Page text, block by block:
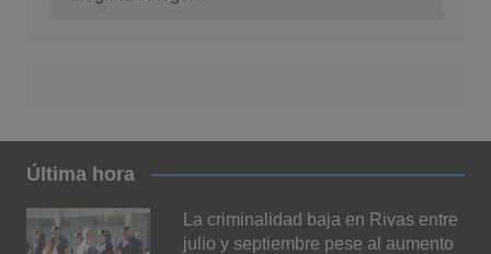
Última hora
La criminalidad baja en Rivas entre
julio y septiembre pese al aumento